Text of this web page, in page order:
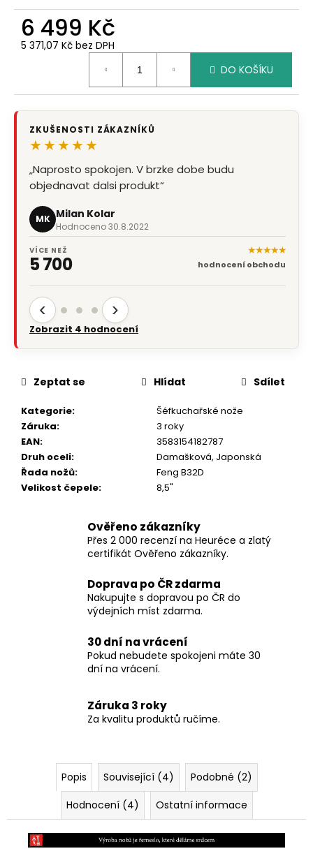
6 499 Kč
5 371,07 Kč bez DPH
DO KOŠÍKU
ZKUŠENOSTI ZÁKAZNÍKŮ
★★★★★
„Naprosto spokojen. V brzke dobe budu
objednavat dalsi produkt“
MK Milan Kolar
Hodnoceno 30.8.2022
VÍCE NEŽ
5 700
★★★★★
hodnocení obchodu
‹ ›
Zobrazit 4 hodnocení
Kategorie:
Šéfkuchařské nože
Záruka:
3 roky
EAN:
3583154182787
Druh oceli: Damašková, Japonská
Řada nožů:
Feng B32D
Velikost čepele: 8,5"
Zeptat se Hlídat Sdílet
Ověřeno zákazníky
Přes 2 000 recenzí na Heuréce a zlatý
certifikát Ověřeno zákazníky.
Doprava po ČR zdarma
Nakupujte s dopravou po ČR do
výdejních míst zdarma.
30 dní na vrácení
Pokud nebudete spokojeni máte 30
dní na vrácení.
Záruka 3 roky
Za kvalitu produktů ručíme.
Popis Související (4)
Podobné (2)
Hodnocení (4)
Ostatní informace